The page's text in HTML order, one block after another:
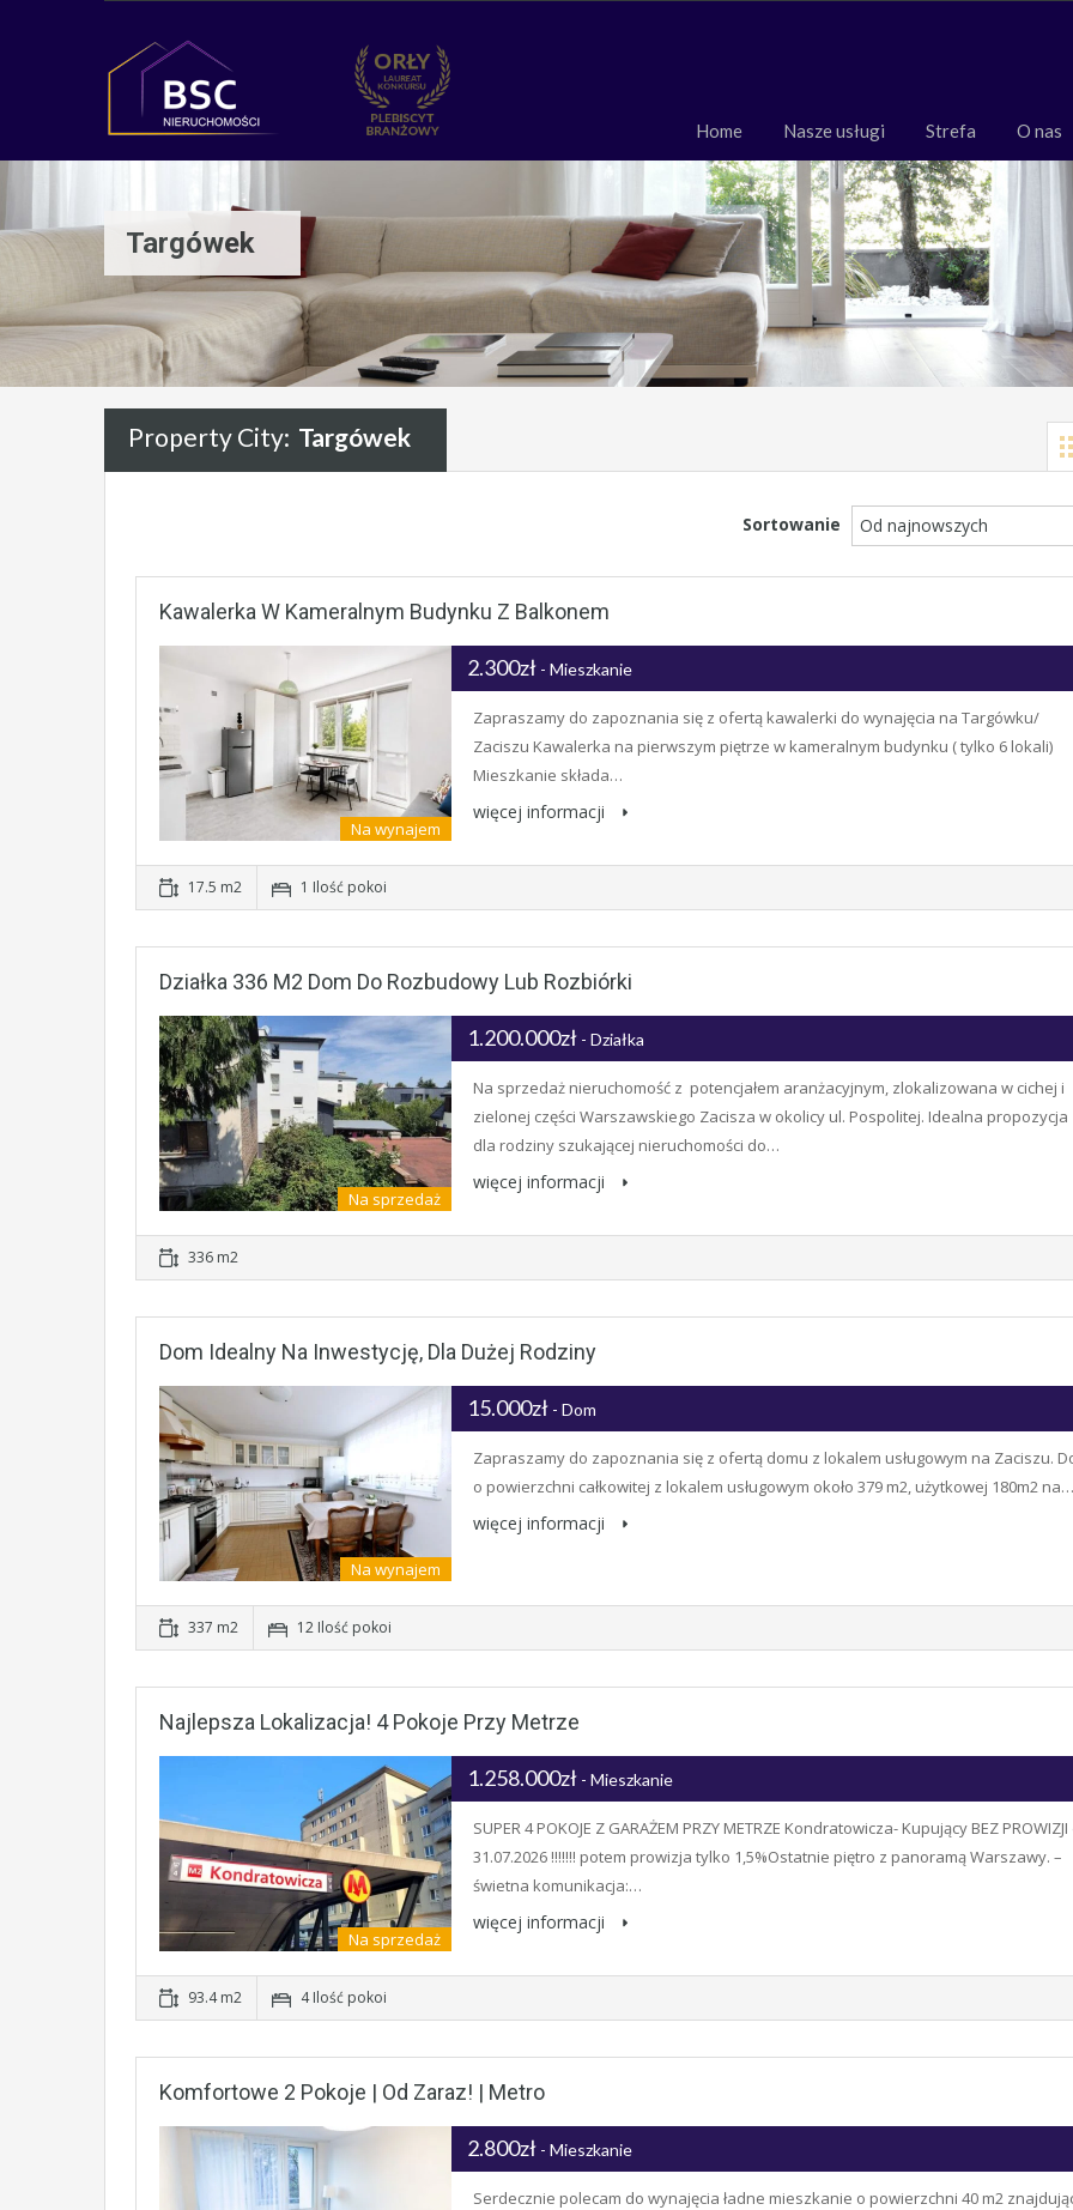
Home Nasze usługi Strefa O nas
Targówek
Property City: Targówek
Sortowanie Od najnowszych
Kawalerka W Kameralnym Budynku Z Balkonem
Na wynajem
2.300zł - Mieszkanie
Zapraszamy do zapoznania się z ofertą kawalerki do wynajęcia na Targówku/
Zaciszu Kawalerka na pierwszym piętrze w kameralnym budynku ( tylko 6 lokali)
Mieszkanie składa…
więcej informacji
17.5 m2 1 Ilość pokoi
Działka 336 M2 Dom Do Rozbudowy Lub Rozbiórki
Na sprzedaż
1.200.000zł - Działka
Na sprzedaż nieruchomość z potencjałem aranżacyjnym, zlokalizowana w cichej i
zielonej części Warszawskiego Zacisza w okolicy ul. Pospolitej. Idealna propozycja
dla rodziny szukającej nieruchomości do…
więcej informacji
336 m2
Dom Idealny Na Inwestycję, Dla Dużej Rodziny
Na wynajem
15.000zł - Dom
Zapraszamy do zapoznania się z ofertą domu z lokalem usługowym na Zaciszu.
o powierzchni całkowitej z lokalem usługowym około 379 m2, użytkowej 180m2 na…
więcej informacji
337 m2 12 Ilość pokoi
Najlepsza Lokalizacja! 4 Pokoje Przy Metrze
Na sprzedaż
1.258.000zł - Mieszkanie
SUPER 4 POKOJE Z GARAŻEM PRZY METRZE Kondratowicza- Kupujący BEZ
31.07.2026 !!!!!!! potem prowizja tylko 1,5%Ostatnie piętro z panoramą Warszawy. –
świetna komunikacja:…
więcej informacji
93.4 m2 4 Ilość pokoi
Komfortowe 2 Pokoje | Od Zaraz! | Metro
2.800zł - Mieszkanie
Serdecznie polecam do wynajęcia ładne mieszkanie o powierzchni 40 m2